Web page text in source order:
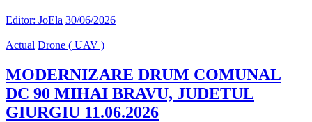
Editor: JoEla 30/06/2026
Actual Drone ( UAV )
MODERNIZARE DRUM COMUNAL
DC 90 MIHAI BRAVU, JUDETUL
GIURGIU 11.06.2026